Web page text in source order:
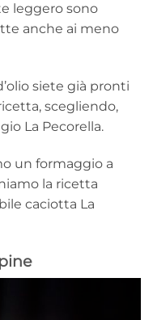
leggero sono
anche ai meno
siete già pronti
scegliendo,
La Pecorella.
un formaggio a
la ricetta
caciotta La